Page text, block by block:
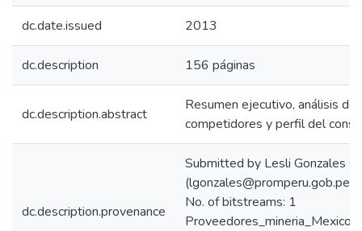
dc.date.issued 2013
dc.description 156 páginas
dc.description.abstract
Resumen ejecutivo, análisis
competidores y perfil del
dc.description.provenance
Submitted by Lesli Gonzales
No. of bitstreams: 1